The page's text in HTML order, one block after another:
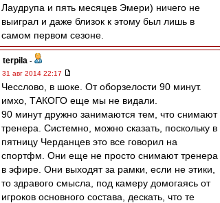
Лаудрупа и пять месяцев Эмери) ничего не
выиграл и даже близок к этому был лишь в
самом первом сезоне.
terpila -
31 авг 2014 22:17
Чесслово, в шоке. От оборзелости 90 минут.
имхо, ТАКОГО еще мы не видали.
90 минут дружно занимаются тем, что снимают
тренера. Системно, можно сказать, поскольку в
пятницу Черданцев это все говорил на
спортфм. Они еще не просто снимают тренера
в эфире. Они выходят за рамки, если не этики,
то здравого смысла, под камеру домогаясь от
игроков основного состава, дескать, что те